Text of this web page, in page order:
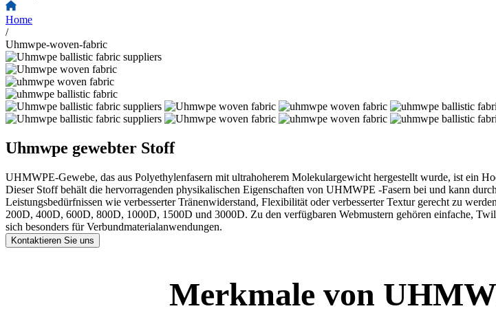
Home
/
Uhmwpe-woven-fabric
Uhmwpe gewebter Stoff
UHMWPE-Gewebe, das aus Polyethylenfasern mit ultrahoherem Molekulargewicht hergestellt wurde, ist ein
Dieser Stoff behält die hervorragenden physikalischen Eigenschaften von UHMWPE -Fasern bei und kann
Leistungsbedürfnissen wie verbesserter Tränenwiderstand, Flexibilität oder verbesserter Textur gerecht zu
200D, 400D, 600D, 800D, 1000D, 1500D und 3000D. Zu den verfügbaren Webmustern gehören einfache,
sich besonders für Verbundmaterialanwendungen.
Kontaktieren Sie uns
Merkmale von